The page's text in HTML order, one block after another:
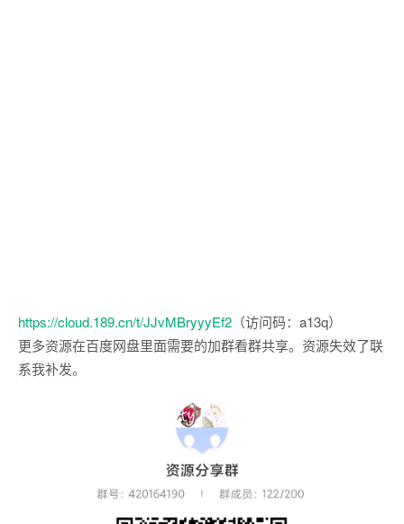
https://cloud.189.cn/t/JJvMBryyyEf2 （访问码：a13q）
更多资源在百度网盘里面需要的加群看群共享。资源失效了联
系我补发。